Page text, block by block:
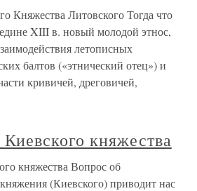
Княжества Литовского Тогда что
XIII в. новый молодой этнос,
летописных
балтов («этнический отец») и
кривичей, дреговичей,
княжества
княжества Вопрос об
(Киевского) приводит нас